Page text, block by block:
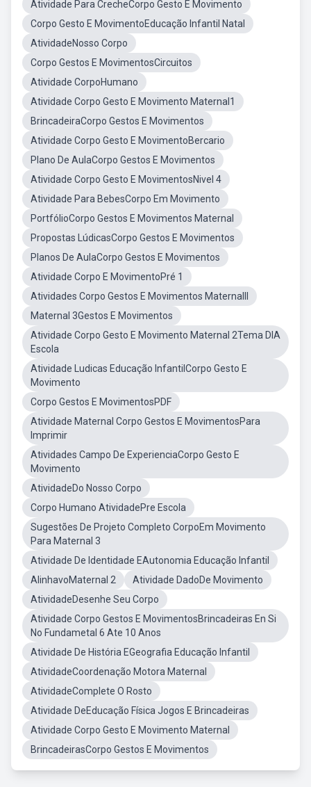
Atividade Para CrecheCorpo Gesto E Movimento
Corpo Gesto E MovimentoEducação Infantil Natal
AtividadeNosso Corpo
Corpo Gestos E MovimentosCircuitos
Atividade CorpoHumano
Atividade Corpo Gesto E Movimento Maternal1
BrincadeiraCorpo Gestos E Movimentos
Atividade Corpo Gesto E MovimentoBercario
Plano De AulaCorpo Gestos E Movimentos
Atividade Corpo Gesto E MovimentosNivel 4
Atividade Para BebesCorpo Em Movimento
PortfólioCorpo Gestos E Movimentos Maternal
Propostas LúdicasCorpo Gestos E Movimentos
Planos De AulaCorpo Gestos E Movimentos
Atividade Corpo E MovimentoPré 1
Atividades Corpo Gestos E Movimentos MaternalII
Maternal 3Gestos E Movimentos
Atividade Corpo Gesto E Movimento Maternal 2Tema DIA
Escola
Atividade Ludicas Educação InfantilCorpo Gesto E
Movimento
Corpo Gestos E MovimentosPDF
Atividade Maternal Corpo Gestos E MovimentosPara
Imprimir
Atividades Campo De ExperienciaCorpo Gesto E
Movimento
AtividadeDo Nosso Corpo
Corpo Humano AtividadePre Escola
Sugestões De Projeto Completo CorpoEm Movimento
Para Maternal 3
Atividade De Identidade EAutonomia Educação Infantil
AlinhavoMaternal 2
Atividade DadoDe Movimento
AtividadeDesenhe Seu Corpo
Atividade Corpo Gestos E MovimentosBrincadeiras En Si
No Fundametal 6 Ate 10 Anos
Atividade De História EGeografia Educação Infantil
AtividadeCoordenação Motora Maternal
AtividadeComplete O Rosto
Atividade DeEducação Física Jogos E Brincadeiras
Atividade Corpo Gesto E Movimento Maternal
BrincadeirasCorpo Gestos E Movimentos